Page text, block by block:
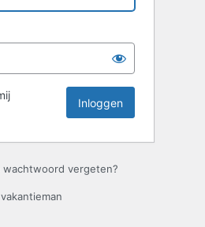
wachtwoord vergeten?